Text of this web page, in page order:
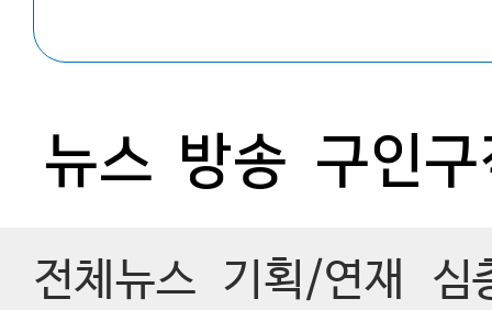
뉴스 방송 구인
전체뉴스 기획/연재 심
0